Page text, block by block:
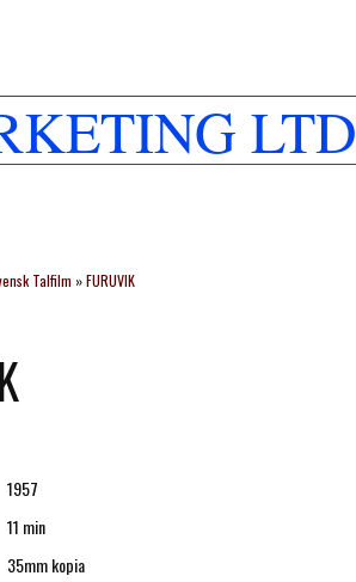
LTD
Talfilm »FURUVIK
1957
11 min
35mm kopia